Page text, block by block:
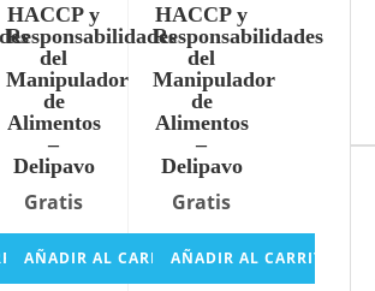
HACCP y
Responsabilidades
del
Manipulador
de
Alimentos
–
Delipavo
Gratis
AÑADIR AL CARRITO
HACCP y
Responsabilidades
del
Manipulador
de
Alimentos
–
Delipavo
Gratis
AÑADIR AL CARRITO